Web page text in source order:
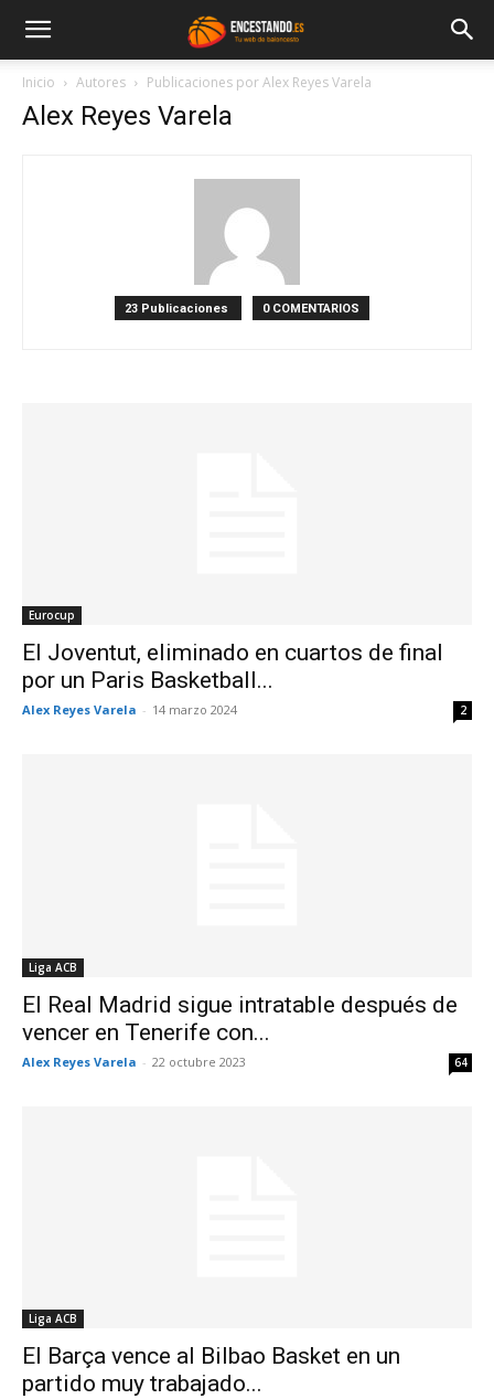
Inicio Autores Publicaciones por Alex Reyes Varela
Alex Reyes Varela
23 Publicaciones 0 COMENTARIOS
Eurocup
El Joventut, eliminado en cuartos de final
por un Paris Basketball...
Alex Reyes Varela - 14 marzo 2024 2
Liga ACB
El Real Madrid sigue intratable después de
vencer en Tenerife con...
Alex Reyes Varela - 22 octubre 2023 64
Liga ACB
El Barça vence al Bilbao Basket en un
partido muy trabajado...